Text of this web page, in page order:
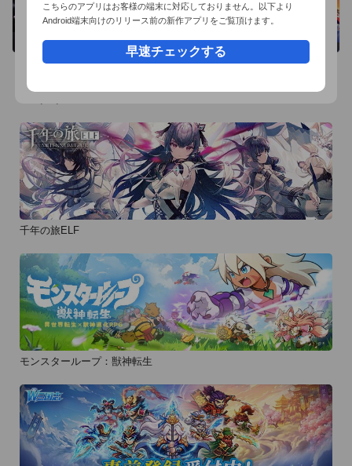
おすすめ事前予約アプリ
千年の旅ELF
モンスターループ：獣神転生
こちらのアプリはお客様の端末に対応しておりません。以下より
Android端末向けのリリース前の新作アプリをご覧頂けます。
早速チェックする